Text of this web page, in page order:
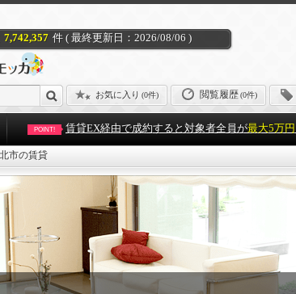
7,742,357 件 ( 最終更新日：2026/08/06 )
お気に入り (0件) 閲覧履歴(0件)
POINT! 賃貸EX経由で成約すると対象者全員が最大5万円
市の賃貸